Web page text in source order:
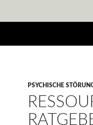
PSYCHISCHE